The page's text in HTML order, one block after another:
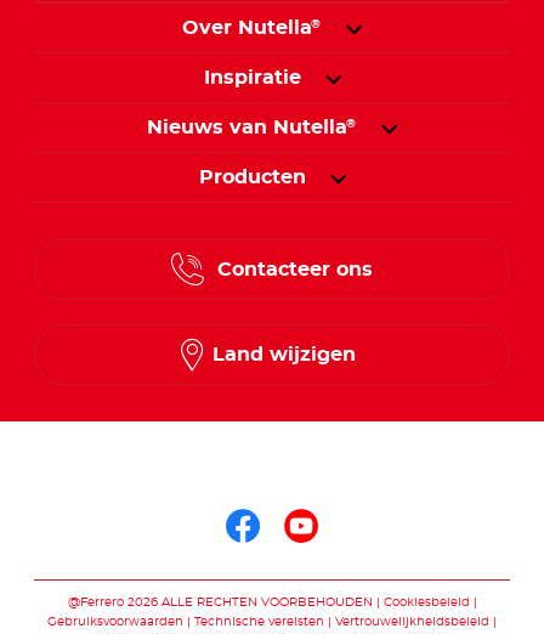
Over Nutella®
Inspiratie
Nieuws van Nutella®
Producten
Contacteer ons
Land wijzigen
@Ferrero 2026 ALLE RECHTEN VOORBEHOUDEN
Cookiesbeleid
Gebruiksvoorwaarden
Technische vereisten
Vertrouwelijkheidsbeleid